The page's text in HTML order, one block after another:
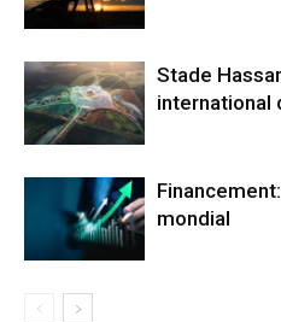
Stade
international
mondial